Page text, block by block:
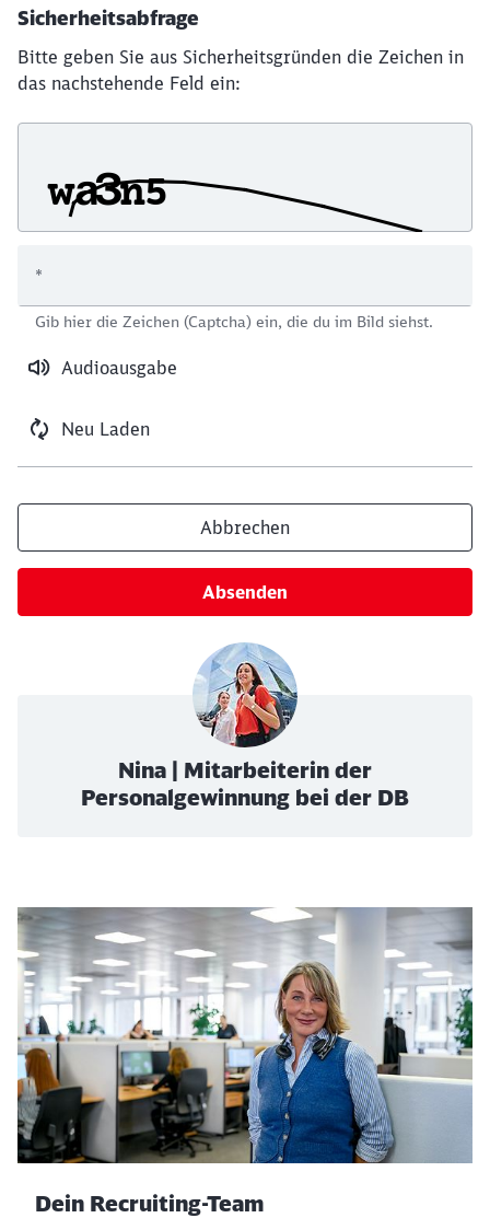
Sicherheitsabfrage
Bitte geben Sie aus Sicherheitsgründen die Zeichen in
das nachstehende Feld ein:
Audioausgabe
Neu Laden
*
Gib hier die Zeichen (Captcha) ein, die du im Bild siehst.
Abbrechen
Absenden
Nina | Mitarbeiterin der
Personalgewinnung bei der DB
Dein Recruiting-Team
Schließen
Möchten Sie zuweitergeleitet